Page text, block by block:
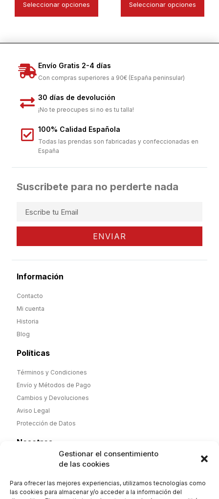
Gestionar el consentimiento
de las cookies
Para ofrecer las mejores experiencias, utilizamos tecnologías como
las cookies para almacenar y/o acceder a la información del
Seleccionar opciones Seleccionar opciones
Envío Gratis 2-4 días
Con compras superiores a 90€ (España peninsular)
30 días de devolución
¡No te preocupes si no es tu talla!
100% Calidad Española
Todas las prendas son fabricadas y confeccionadas en
España
Suscribete para no perderte nada
ENVIAR
Información
Contacto
Mi cuenta
Historia
Blog
Políticas
Términos y Condiciones
Envío y Métodos de Pago
Cambios y Devoluciones
Aviso Legal
Protección de Datos
Nosotros
Desde noviembre de 2025 nueva dirección y nueva etapa,
100% algodón de fabricación española y complementos.
Envío 2-4 días. Orgullosos de nuestra historia